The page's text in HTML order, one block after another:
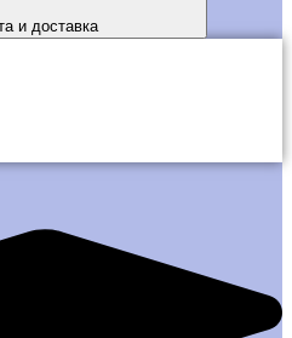
и доставка